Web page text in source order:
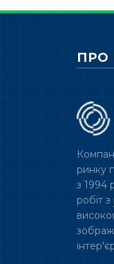
ПРО
ринку
з 1994
робіт з